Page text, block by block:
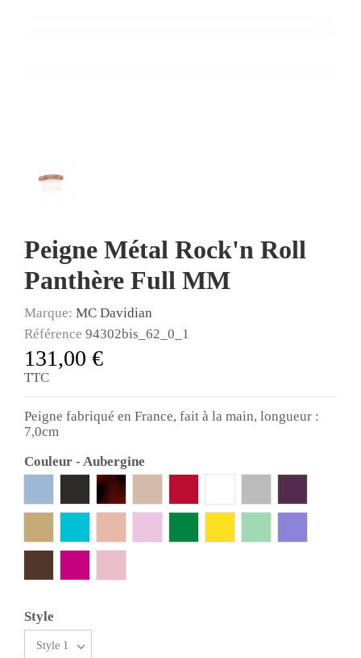
Peigne Métal Rock'n Roll
Panthère Full MM
Marque: MC Davidian
Référence 94302bis_62_0_1
131,00 €
TTC
Peigne fabriqué en France, fait à la main, longueur :
7,0cm
Couleur - Aubergine
Noir Ecaille
Style